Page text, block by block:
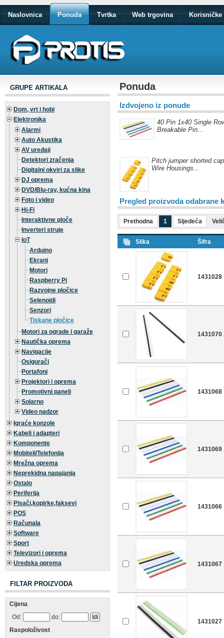
Naslovnica Ponuda Tvrtka Web trgovina Korisničke
GRUPE ARTIKALA
Dom, vrt i hobi
Elektronika
Alarmi
Auto Akustika
AV uređaji
Detektori zračenja
Digitalni okviri za slike
DJ oprema
DVD/Blu-ray, kućna kina
Foto i video
Hi-Fi
Interaktivne ploče
Inverteri struje
IoT
Arduino
Ekrani
Motori
Raspberry Pi
Razvojne pločice
Selenoidi
Senzori
Tiskane pločice
Motori za ograde i garaže
Nautička oprema
Navigacije
Osigurači
Portafoni
Projektori i oprema
Promotivni paneli
Solarno
Video nadzor
Igraće konzole
Kabeli i adapteri
Komponente
Mobiteli/Telefonija
Mrežna oprema
Neprekidna napajanja
Ostalo
Periferija
Pisači,kopirke,faksevi
POS
Računala
Software
Sport
Televizori i oprema
Uredska oprema
FILTAR PROIZVODA
Cijena
Od:
do:
Raspoloživost
Ponuda
Izdvojeno iz ponude
40 Pin 1x40 Single
Breakable Pin...
Pitch jumper shorted
Wire Housings...
Pregled proizvoda odabrane
Prethodna 1 Sljedeća
Slika Šifra
1431028
1431070
1431068
1431069
1431066
1431067
1431027